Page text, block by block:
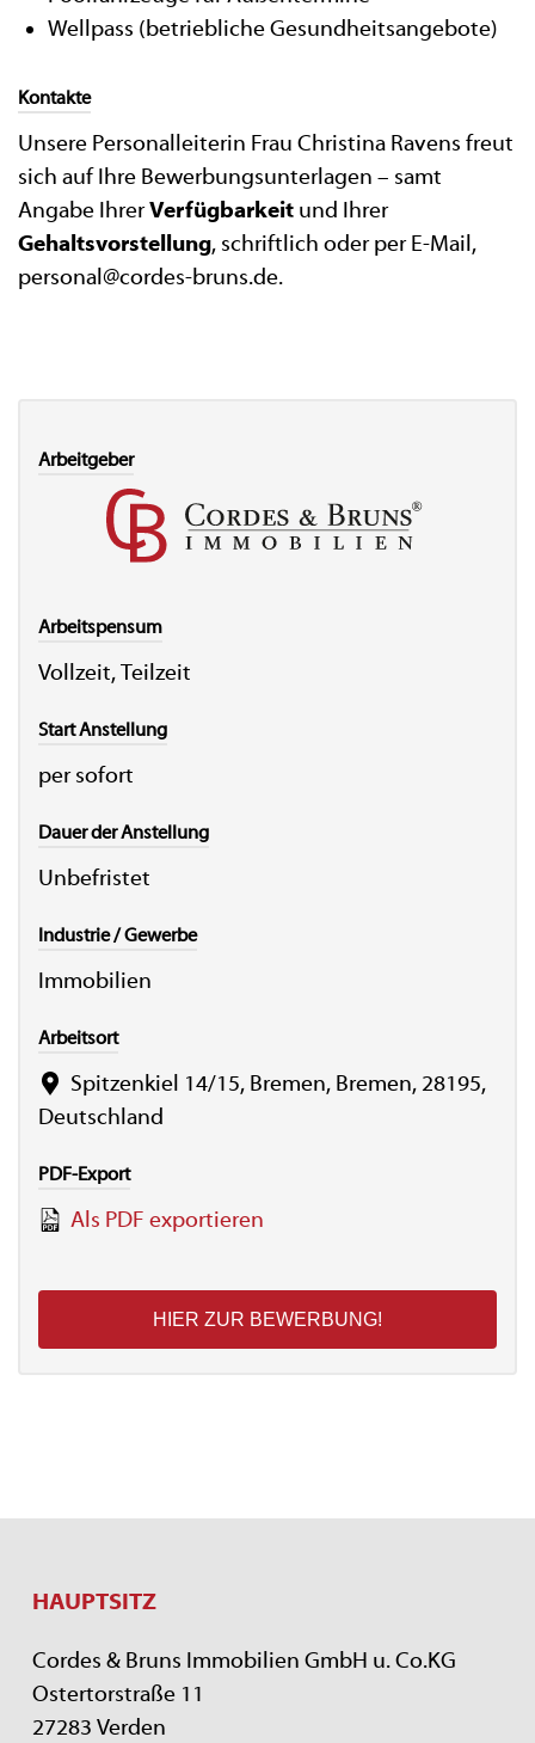
Wellpass (betriebliche Gesundheitsangebote)
Kontakte
Unsere Personalleiterin Frau Christina Ravens freut
sich auf Ihre Bewerbungsunterlagen – samt
Angabe IhrerVerfügbarkeit und Ihrer
Gehaltsvorstellung, schriftlich oder per E-Mail,
personal@cordes-bruns.de.
Arbeitgeber
Arbeitspensum
Vollzeit, Teilzeit
Start Anstellung
per sofort
Dauer der Anstellung
Unbefristet
Industrie / Gewerbe
Immobilien
Arbeitsort
Spitzenkiel 14/15, Bremen, Bremen, 28195,
Deutschland
PDF-Export
Als PDF exportieren
HIER ZUR BEWERBUNG!
HAUPTSITZ
Cordes & Bruns Immobilien GmbH u. Co.KG
Ostertorstraße 11
27283 Verden